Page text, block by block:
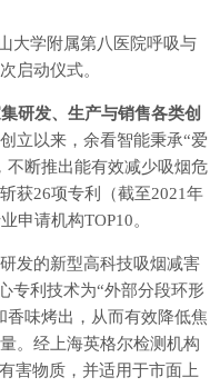
大学附属第八医院呼吸与
启动仪式。
研发、生产与销售各类创
立以来，余看智能秉承“爱
不断推出能有效减少吸烟危
获26项专利（截至2021年
申请机构TOP10。
发的新型高科技吸烟减害
利技术为“外部分段环形
香味烤出，从而有效降低焦
。经上海英格尔检测机构
害物质，并适用于市面上